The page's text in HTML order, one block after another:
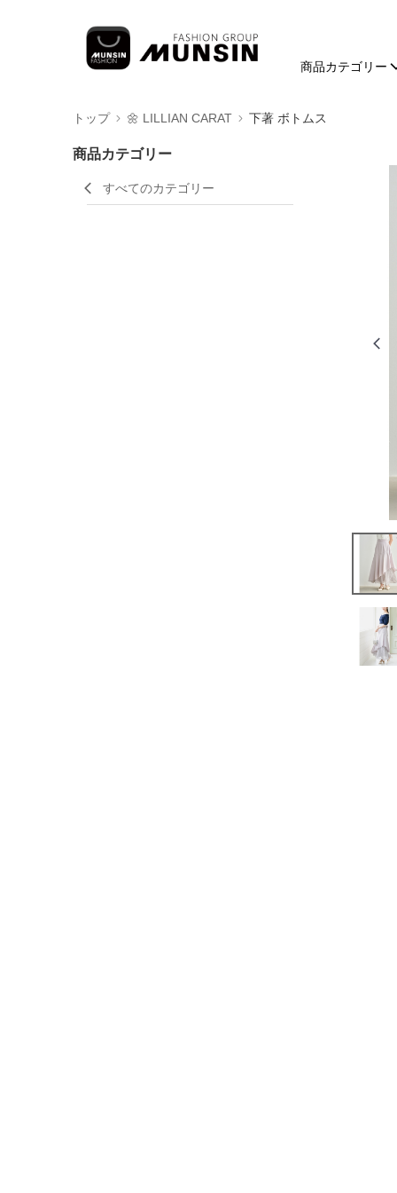
商品カテゴリー
トップ 🌼 LILLIAN CARAT 下著 ボトムス
商品カテゴリー
すべてのカテゴリー